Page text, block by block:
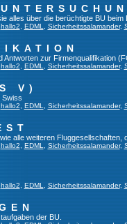
alles über die berüchtigte BU
hallo2 EDML Sicherheitssalamander,
zur Firmenqualifikation
hallo2 EDML Sicherheitssalamander,
V)
Swiss
hallo2 EDML Sicherheitssalamander,
alle weiteren
hallo2 EDML Sicherheitssalamander,
hallo2 EDML Sicherheitssalamander,
der BU.